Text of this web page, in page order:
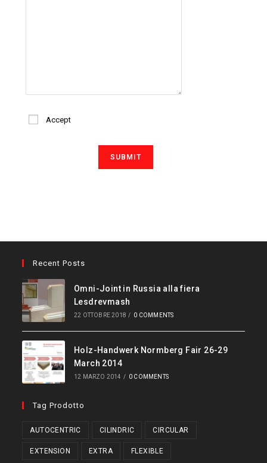
Accept
Recent Posts
Omni-Joint in Russia alla fiera
Lesdrevmash
22 OTTOBRE 2018 / 0 COMMENTS
Holz-Handwerk Normberg Fair 26-29
March 2014
12 MARZO 2014 / 0 COMMENTS
Tag Prodotto
AUTOCENTRIC CILINDRIC CIRCULAR
EXTENSION EXTRA FLEXIBLE